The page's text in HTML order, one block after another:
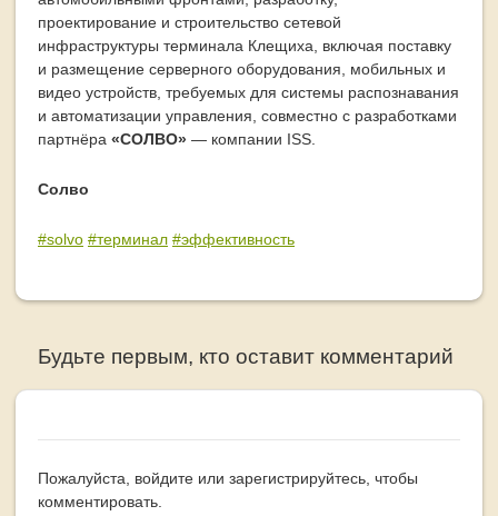
проектирование и строительство сетевой
инфраструктуры терминала Клещиха, включая поставку
и размещение серверного оборудования, мобильных и
видео устройств, требуемых для системы распознавания
и автоматизации управления, совместно с разработками
партнёра «СОЛВО» — компании ISS.
Солво
#solvo #терминал #эффективность
Будьте первым, кто оставит комментарий
Пожалуйста, войдите или зарегистрируйтесь , чтобы
комментировать.